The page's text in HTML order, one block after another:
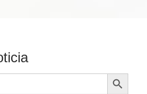
Botón de búsqueda